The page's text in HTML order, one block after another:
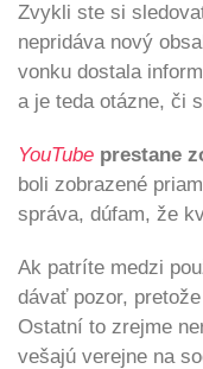
Zvykli ste si
nepridáva nový
vonku dostala
a je teda otázne, či
YouTube prestane
boli zobrazené
správa, dúfam, že
Ak patríte medzi
dávať pozor,
Ostatní to zrejme
vešajú verejne na